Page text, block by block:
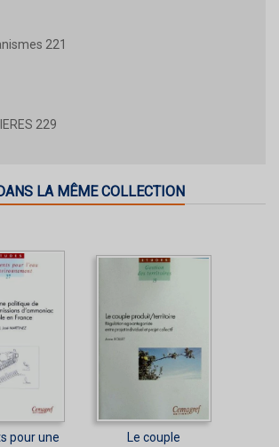
221
229
LA MÊME COLLECTION
pour une
Le couple